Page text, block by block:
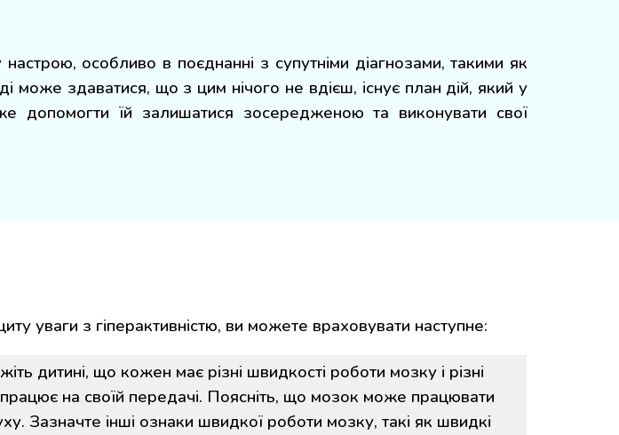
настрою, особливо в поєднанні з супутніми діагнозами, такими як
здаватися, що з цим нічого не вдієш, існує план дій, який у
їй залишатися зосередженою та виконувати свої
уваги з гіперактивністю, ви можете враховувати наступне:
дитині, що кожен має різні швидкості роботи мозку і різні
на своїй передачі. Поясніть, що мозок може працювати
Зазначте інші ознаки швидкої роботи мозку, такі як швидкі